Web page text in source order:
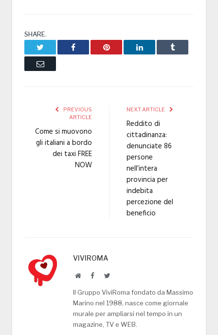
SHARE.
Facebook Pinterest LinkedIn Tumblr
Email
PREVIOUS
ARTICLE
Come si muovono
gli italiani a bordo
dei taxi FREE
NOW
NEXT ARTICLE
Reddito di
cittadinanza:
denunciate 86
persone
nell’intera
provincia per
indebita
percezione del
beneficio
VIVIROMA
WebsiteFacebookTwitter
Il Gruppo ViviRoma fondato da Massimo
Marino nel 1988, nasce come giornale
murale per ampliarsi nel tempo in un
magazine, TV e WEB.